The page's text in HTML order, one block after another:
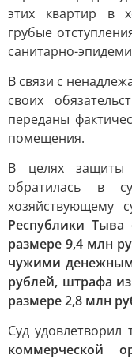
этих квартир в
грубые
санитарно-
В связи с
своих
переданы
помещения.
В целях защиты
обратилась в
хозяйствующему
Республики
размере 9,4 млн
чужими
рублей, штрафа
размере 2,8 млн
Суд удовлетворил
коммерческой